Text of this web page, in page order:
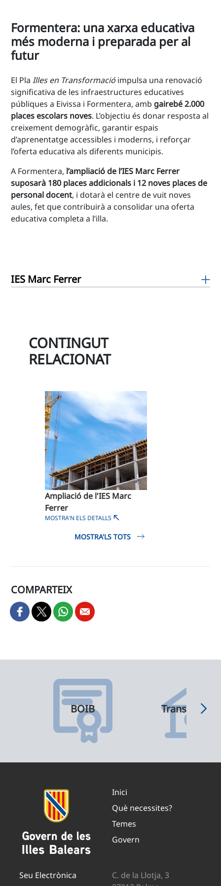
Formentera: una xarxa educativa
més moderna i preparada per al
futur
El PlaIlles en Transformació impulsa una renovació
significativa de les infraestructures educatives
públiques a Eivissa i Formentera, ambgairebé 2.000
places escolars noves. L’objectiu és donar resposta al
creixement demogràfic, garantir espais
d’aprenentatge accessibles i moderns, i reforçar
l’oferta educativa als diferents municipis.
A Formentera, l’ampliació de l’IES Marc Ferrer
suposarà 180 places addicionals i 12 noves places de
personal docent, i dotarà el centre de vuit noves
aules, fet que contribuirà a consolidar una oferta
educativa completa a l’illa.
IES Marc Ferrer
CONTINGUT
RELACIONAT
Ampliació de l'IES Marc
Ferrer
MOSTRA'N ELS DETALLS
MOSTRA'LS TOTS
COMPARTEIX
BOIB
Inici
Què necessites?
Temes
Govern
Seu Electrònica
C. de la Llotja, 3